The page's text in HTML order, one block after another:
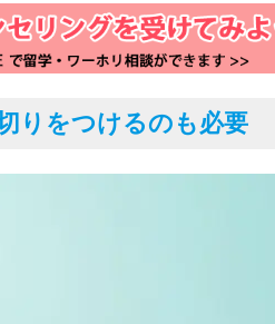
りをつけるのも必要